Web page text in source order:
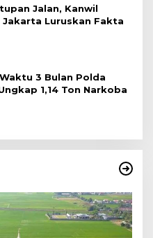
Jalan, Kanwil
Jakarta Luruskan Fakta
3 Bulan Polda
1,14 Ton Narkoba